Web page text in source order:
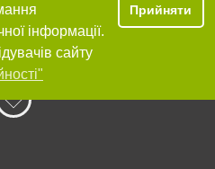
інформації.
сайту
Прийняти